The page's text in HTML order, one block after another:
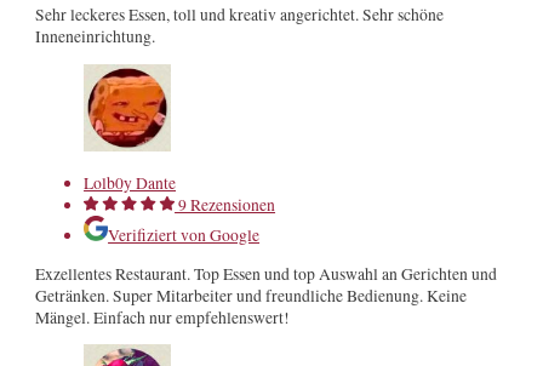
Sehr leckeres Essen, toll und kreativ angerichtet. Sehr schöne
Inneneinrichtung.
Lolb0y Dante
9 Rezensionen
Verifiziert von Google
Exzellentes Restaurant. Top Essen und top Auswahl an Gerichten und
Getränken. Super Mitarbeiter und freundliche Bedienung. Keine
Mängel. Einfach nur empfehlenswert!